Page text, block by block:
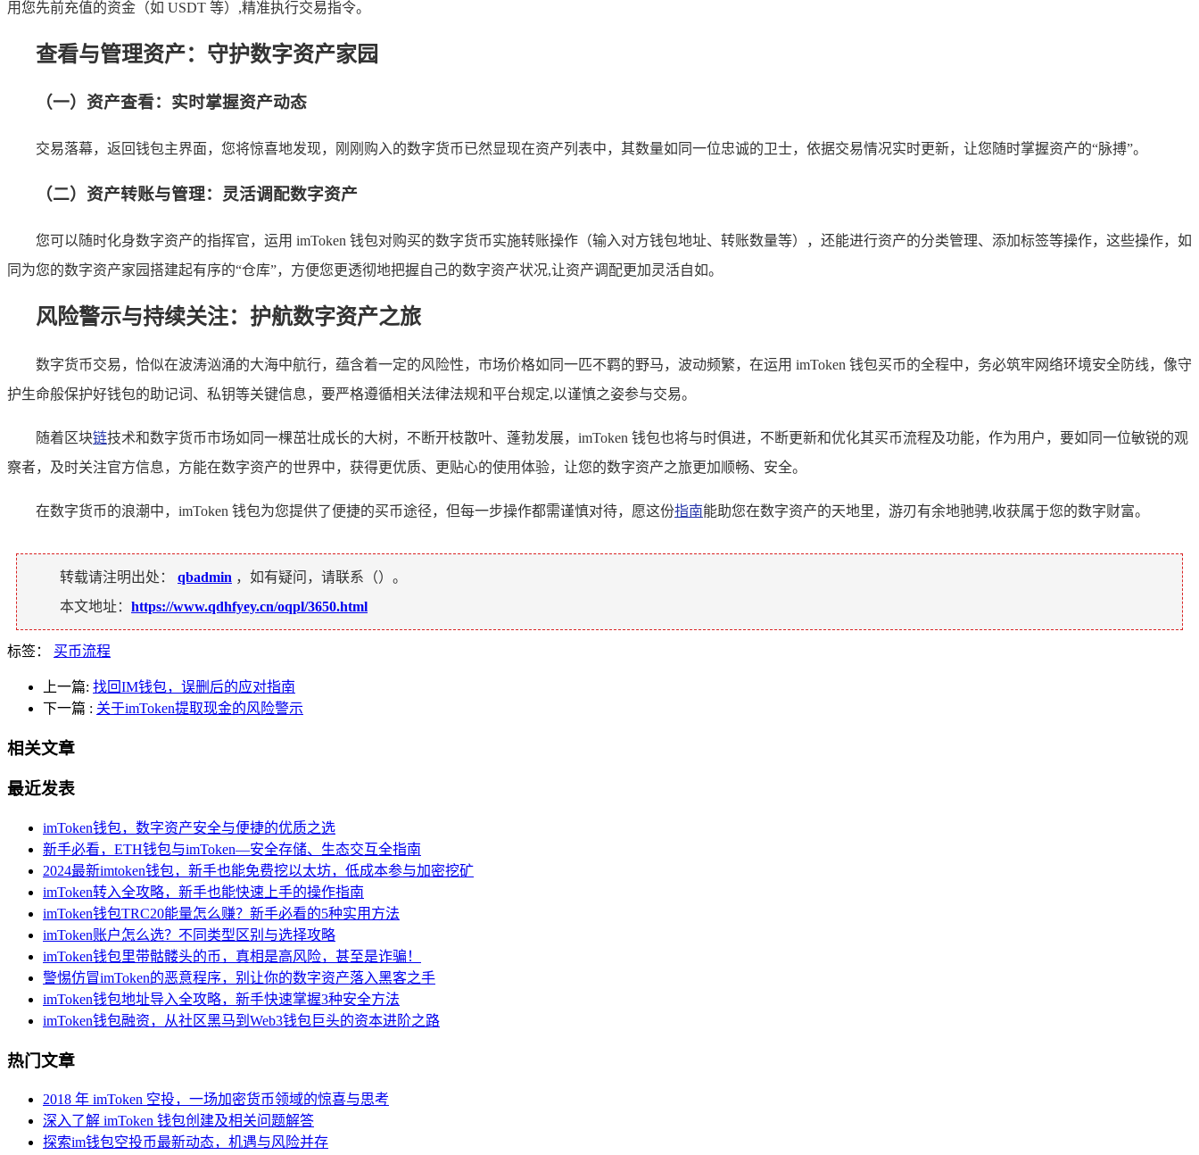
用您先前充值的资金（如 USDT 等）,精准执行交易指令。
查看与管理资产：守护数字资产家园
（一）资产查看：实时掌握资产动态
交易落幕，返回钱包主界面，您将惊喜地发现，刚刚购入的数字货币已然显现在资产列表中，其数量如同一位忠诚的卫士，依据交易情况实时更新，让您随时掌握资产的“脉搏”。
（二）资产转账与管理：灵活调配数字资产
您可以随时化身数字资产的指挥官，运用 imToken 钱包对购买的数字货币实施转账操作（输入对方钱包地址、转账数量等），还能进行资产的分类管理、添加标签等操作，这些操作，如
同为您的数字资产家园搭建起有序的“仓库”，方便您更透彻地把握自己的数字资产状况,让资产调配更加灵活自如。
风险警示与持续关注：护航数字资产之旅
数字货币交易，恰似在波涛汹涌的大海中航行，蕴含着一定的风险性，市场价格如同一匹不羁的野马，波动频繁，在运用 imToken 钱包买币的全程中，务必筑牢网络环境安全防线，像守
护生命般保护好钱包的助记词、私钥等关键信息，要严格遵循相关法律法规和平台规定,以谨慎之姿参与交易。
随着区块链技术和数字货币市场如同一棵茁壮成长的大树，不断开枝散叶、蓬勃发展，imToken 钱包也将与时俱进，不断更新和优化其买币流程及功能，作为用户，要如同一位敏锐的观
察者，及时关注官方信息，方能在数字资产的世界中，获得更优质、更贴心的使用体验，让您的数字资产之旅更加顺畅、安全。
在数字货币的浪潮中，imToken 钱包为您提供了便捷的买币途径，但每一步操作都需谨慎对待，愿这份指南能助您在数字资产的天地里，游刃有余地驰骋,收获属于您的数字财富。
转载请注明出处： qbadmin ，如有疑问，请联系（）。
本文地址： https://www.qdhfyey.cn/oqpl/3650.html
标签： 买币流程
上一篇: 找回IM钱包，误删后的应对指南
下一篇 : 关于imToken提取现金的风险警示
相关文章
最近发表
imToken钱包，数字资产安全与便捷的优质之选
新手必看，ETH钱包与imToken—安全存储、生态交互全指南
2024最新imtoken钱包，新手也能免费挖以太坊，低成本参与加密挖矿
imToken转入全攻略，新手也能快速上手的操作指南
imToken钱包TRC20能量怎么赚？新手必看的5种实用方法
imToken账户怎么选？不同类型区别与选择攻略
imToken钱包里带骷髅头的币，真相是高风险，甚至是诈骗！
警惕仿冒imToken的恶意程序，别让你的数字资产落入黑客之手
imToken钱包地址导入全攻略，新手快速掌握3种安全方法
imToken钱包融资，从社区黑马到Web3钱包巨头的资本进阶之路
热门文章
2018 年 imToken 空投，一场加密货币领域的惊喜与思考
深入了解 imToken 钱包创建及相关问题解答
探索im钱包空投币最新动态，机遇与风险并存